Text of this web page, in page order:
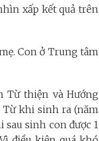
xấp kết quả trên
Con ở Trung tâm
Từ thiện và Hướng
Từ khi sinh ra (năm
sau sinh con được 1